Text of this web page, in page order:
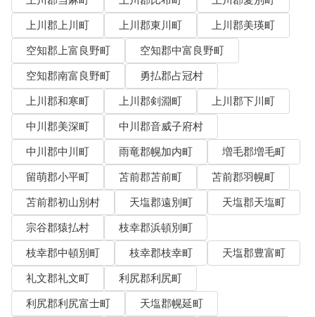
上川郡上川町
上川郡東川町
上川郡美瑛町
空知郡上富良野町
空知郡中富良野町
空知郡南富良野町
勇払郡占冠村
上川郡和寒町
上川郡剣淵町
上川郡下川町
中川郡美深町
中川郡音威子府村
中川郡中川町
雨竜郡幌加内町
増毛郡増毛町
留萌郡小平町
苫前郡苫前町
苫前郡羽幌町
苫前郡初山別村
天塩郡遠別町
天塩郡天塩町
宗谷郡猿払村
枝幸郡浜頓別町
枝幸郡中頓別町
枝幸郡枝幸町
天塩郡豊富町
礼文郡礼文町
利尻郡利尻町
利尻郡利尻富士町
天塩郡幌延町